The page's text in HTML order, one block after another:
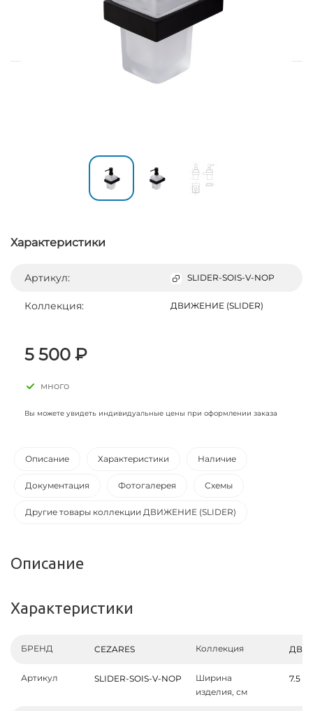
Характеристики
Артикул: SLIDER-SOIS-V-NOP
Коллекция: ДВИЖЕНИЕ (SLIDER)
5 500 ₽
много
Вы можете увидеть индивидуальные цены при оформлении заказа
Описание Характеристики Наличие
Документация Фотогалерея Схемы
Другие товары коллекции ДВИЖЕНИЕ (SLIDER)
Описание
Характеристики
БРЕНД CEZARES Коллекция
Артикул SLIDER-SOIS-V-NOP
Ширина
изделия, см
7.5